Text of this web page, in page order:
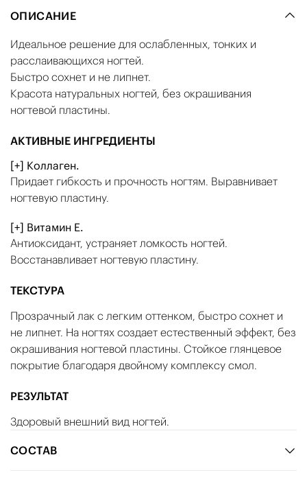
ОПИСАНИЕ
Идеальное решение для ослабленных, тонких и
расслаивающихся ногтей.
Быстро сохнет и не липнет.
Красота натуральных ногтей, без окрашивания
ногтевой пластины.
АКТИВНЫЕ ИНГРЕДИЕНТЫ
[+] Коллаген.
Придает гибкость и прочность ногтям. Выравнивает
ногтевую пластину.
[+] Витамин Е.
Антиоксидант, устраняет ломкость ногтей.
Восстанавливает ногтевую пластину.
ТЕКСТУРА
Прозрачный лак с легким оттенком, быстро сохнет и
не липнет. На ногтях создает естественный эффект, без
окрашивания ногтевой пластины. Стойкое глянцевое
покрытие благодаря двойному комплексу смол.
РЕЗУЛЬТАТ
Здоровый внешний вид ногтей.
СОСТАВ